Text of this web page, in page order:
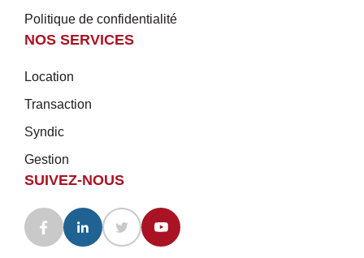
Politique de confidentialité
NOS SERVICES
Location
Transaction
Syndic
Gestion
SUIVEZ-NOUS